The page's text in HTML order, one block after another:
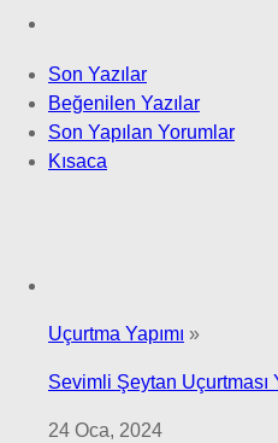
Son Yazılar
Beğenilen Yazılar
Son Yapılan Yorumlar
Kısaca
Uçurtma Yapımı »
Sevimli Şeytan Uçurtması
24 Oca, 2024